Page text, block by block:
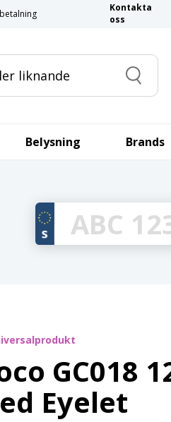
Kontakta
oss
Search
Belysning Brands
GC018
Eyelet